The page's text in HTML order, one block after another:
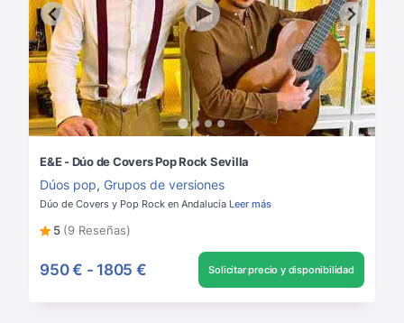
E&E - Dúo de Covers Pop Rock Sevilla
Dúos pop, Grupos de versiones
Dúo de Covers y Pop Rock en Andalucía Leer más
5 (9 Reseñas)
950 € - 1805 € Solicitar precio y disponibilidad